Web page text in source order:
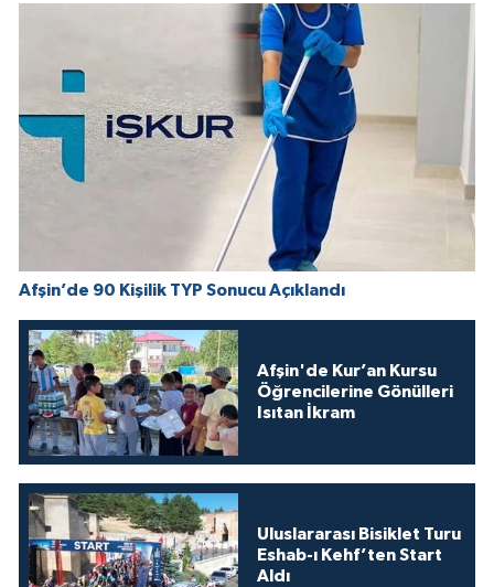
Afşin’de 90 Kişilik TYP Sonucu Açıklandı
Afşin'de Kur’an Kursu
Öğrencilerine Gönülleri
Isıtan İkram
Uluslararası Bisiklet Turu
Eshab-ı Kehf’ten Start
Aldı